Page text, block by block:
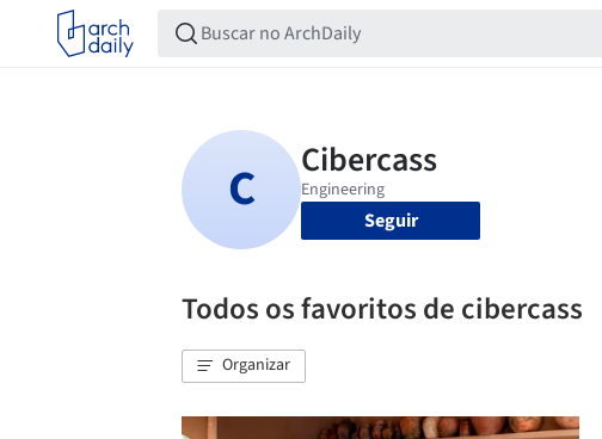
Seguir
Todos os favoritos de cibercass
Organizar